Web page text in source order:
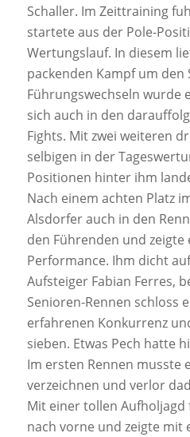
Schaller. Im Zeittraining
startete aus der Pole-
Wertungslauf. In diesem
packenden Kampf um den
Führungswechseln wurde
sich auch in den
Fights. Mit zwei weiteren
selbigen in der
Positionen hinter ihm
Nach einem achten Platz
Alsdorfer auch in den
den Führenden und zeigte
Performance. Ihm dicht
Aufsteiger Fabian Ferres,
Senioren-Rennen schloss
erfahrenen Konkurrenz
sieben. Etwas Pech hatte
Im ersten Rennen musste
verzeichnen und verlor
Mit einer tollen
nach vorne und zeigte mit